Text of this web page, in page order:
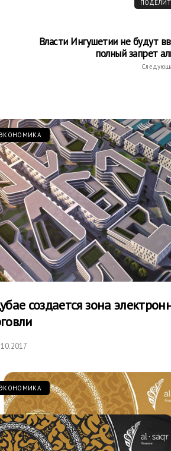
Власти Ингушетии не будут
полный запрет
создается зона